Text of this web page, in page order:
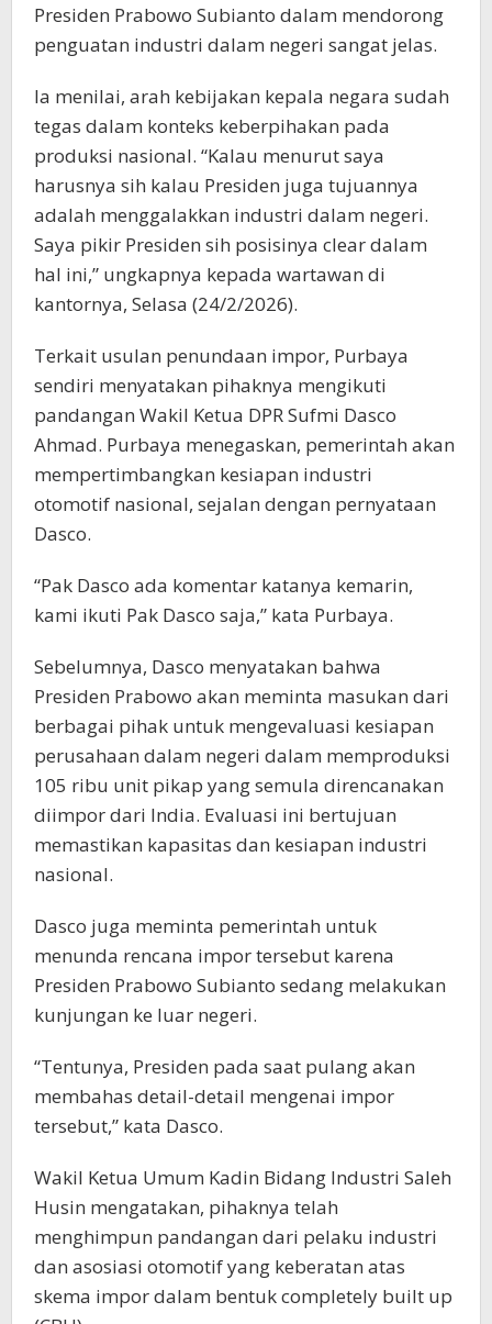
Presiden Prabowo Subianto dalam mendorong
penguatan industri dalam negeri sangat jelas.
Ia menilai, arah kebijakan kepala negara sudah
tegas dalam konteks keberpihakan pada
produksi nasional. “Kalau menurut saya
harusnya sih kalau Presiden juga tujuannya
adalah menggalakkan industri dalam negeri.
Saya pikir Presiden sih posisinya clear dalam
hal ini,” ungkapnya kepada wartawan di
kantornya, Selasa (24/2/2026).
Terkait usulan penundaan impor, Purbaya
sendiri menyatakan pihaknya mengikuti
pandangan Wakil Ketua DPR Sufmi Dasco
Ahmad. Purbaya menegaskan, pemerintah akan
mempertimbangkan kesiapan industri
otomotif nasional, sejalan dengan pernyataan
Dasco.
“Pak Dasco ada komentar katanya kemarin,
kami ikuti Pak Dasco saja,” kata Purbaya.
Sebelumnya, Dasco menyatakan bahwa
Presiden Prabowo akan meminta masukan dari
berbagai pihak untuk mengevaluasi kesiapan
perusahaan dalam negeri dalam memproduksi
105 ribu unit pikap yang semula direncanakan
diimpor dari India. Evaluasi ini bertujuan
memastikan kapasitas dan kesiapan industri
nasional.
Dasco juga meminta pemerintah untuk
menunda rencana impor tersebut karena
Presiden Prabowo Subianto sedang melakukan
kunjungan ke luar negeri.
“Tentunya, Presiden pada saat pulang akan
membahas detail-detail mengenai impor
tersebut,” kata Dasco.
Wakil Ketua Umum Kadin Bidang Industri Saleh
Husin mengatakan, pihaknya telah
menghimpun pandangan dari pelaku industri
dan asosiasi otomotif yang keberatan atas
skema impor dalam bentuk completely built up